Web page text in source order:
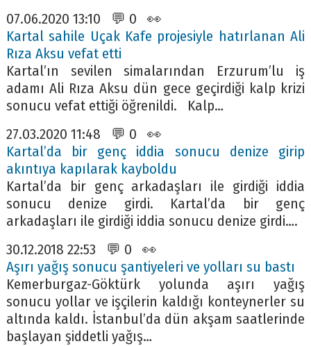
07.06.2020 13:10 💬 0 👀
Kartal sahile Uçak Kafe projesiyle hatırlanan Ali
Rıza Aksu vefat etti
Kartal’ın sevilen simalarından Erzurum’lu iş
adamı Ali Rıza Aksu dün gece geçirdiği kalp krizi
sonucu vefat ettiği öğrenildi. Kalp…
27.03.2020 11:48 💬 0 👀
Kartal’da bir genç iddia sonucu denize girip
akıntıya kapılarak kayboldu
Kartal’da bir genç arkadaşları ile girdiği iddia
sonucu denize girdi. Kartal’da bir genç
arkadaşları ile girdiği iddia sonucu denize girdi….
30.12.2018 22:53 💬 0 👀
Aşırı yağış sonucu şantiyeleri ve yolları su bastı
Kemerburgaz-Göktürk yolunda aşırı yağış
sonucu yollar ve işçilerin kaldığı konteynerler su
altında kaldı. İstanbul’da dün akşam saatlerinde
başlayan şiddetli yağış…